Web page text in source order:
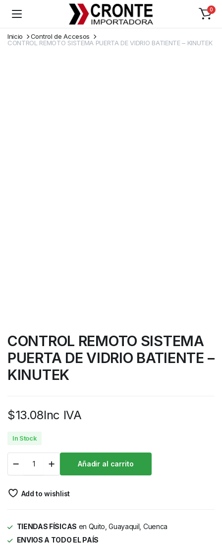
0
Inicio
Control de Accesos
CONTROL REMOTO SISTEMA PUERTA DE VIDRIO BATIENTE – KINUTEK
CONTROL REMOTO SISTEMA
PUERTA DE VIDRIO BATIENTE –
KINUTEK
$13.08Inc IVA
In Stock
Añadir al carrito
Add to wishlist
TIENDAS FÍSICAS en Quito, Guayaquil, Cuenca
ENVIOS A TODO EL PAÍS